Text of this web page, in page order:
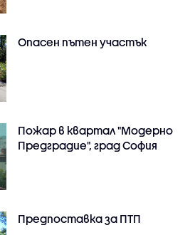
Опасен пътен участък
Пожар в квартал "Модерно
Предградие", град София
Предпоставка за ПТП